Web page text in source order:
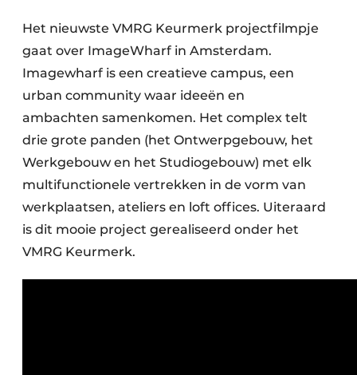
Privacy / Cookie statement
Vacature aanmelden
Vacatures
Video’s
Het nieuwste VMRG Keurmerk projectfilmpje
gaat over ImageWharf in Amsterdam.
Imagewharf is een creatieve campus, een
urban community waar ideeën en
ambachten samenkomen. Het complex telt
drie grote panden (het Ontwerpgebouw, het
Werkgebouw en het Studiogebouw) met elk
multifunctionele vertrekken in de vorm van
werkplaatsen, ateliers en loft offices. Uiteraard
is dit mooie project gerealiseerd onder het
VMRG Keurmerk.